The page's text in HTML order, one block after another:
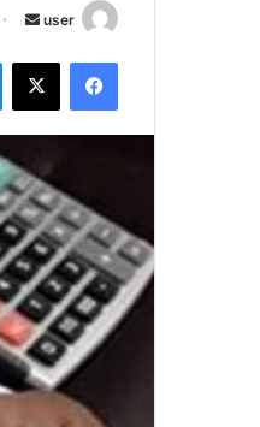
user
أرسل
فيسبوك ‫X